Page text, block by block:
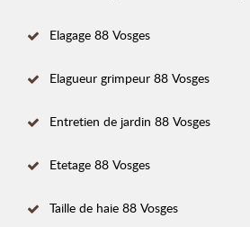
Elagage 88 Vosges
Elagueur grimpeur 88 Vosges
Entretien de jardin 88 Vosges
Etetage 88 Vosges
Taille de haie 88 Vosges